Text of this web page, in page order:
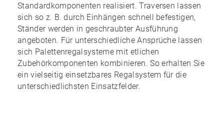
Standardkomponenten realisiert. Traversen lassen
sich so z. B. durch Einhängen schnell befestigen,
Ständer werden in geschraubter Ausführung
angeboten. Für unterschiedliche Ansprüche lassen
sich Palettenregalsysteme mit etlichen
Zubehörkomponenten kombinieren. So erhalten Sie
einvielseitig einsetzbares Regalsystem für die
unterschiedlichsten Einsatzfelder.